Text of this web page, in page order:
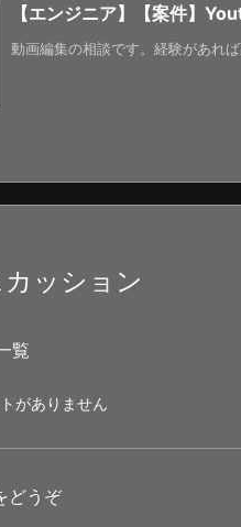
【エンジニア】【案件】
動画編集の相談です。経験があれ
ッション
覧
がありません
どうぞ